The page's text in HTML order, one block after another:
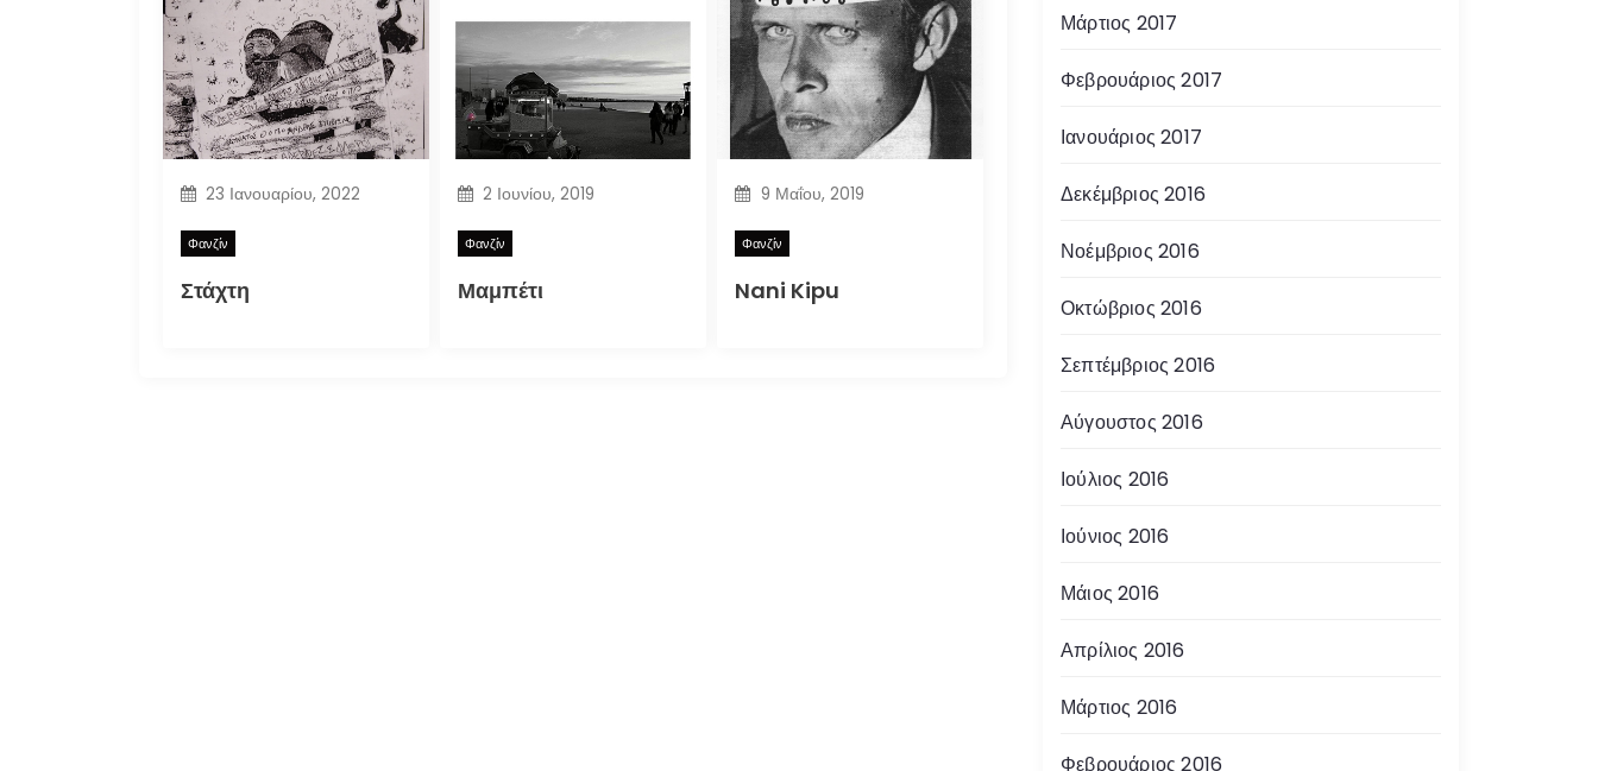
23 Ιανουαρίου, 2022
Φανζίν
Στάχτη
2 Ιουνίου, 2019
Φανζίν
Μαμπέτι
9 Μαΐου, 2019
Φανζίν
Nani Kipu
Μάρτιος 2017
Φεβρουάριος 2017
Ιανουάριος 2017
Δεκέμβριος 2016
Νοέμβριος 2016
Οκτώβριος 2016
Σεπτέμβριος 2016
Αύγουστος 2016
Ιούλιος 2016
Ιούνιος 2016
Μάιος 2016
Απρίλιος 2016
Μάρτιος 2016
Φεβρουάριος 2016